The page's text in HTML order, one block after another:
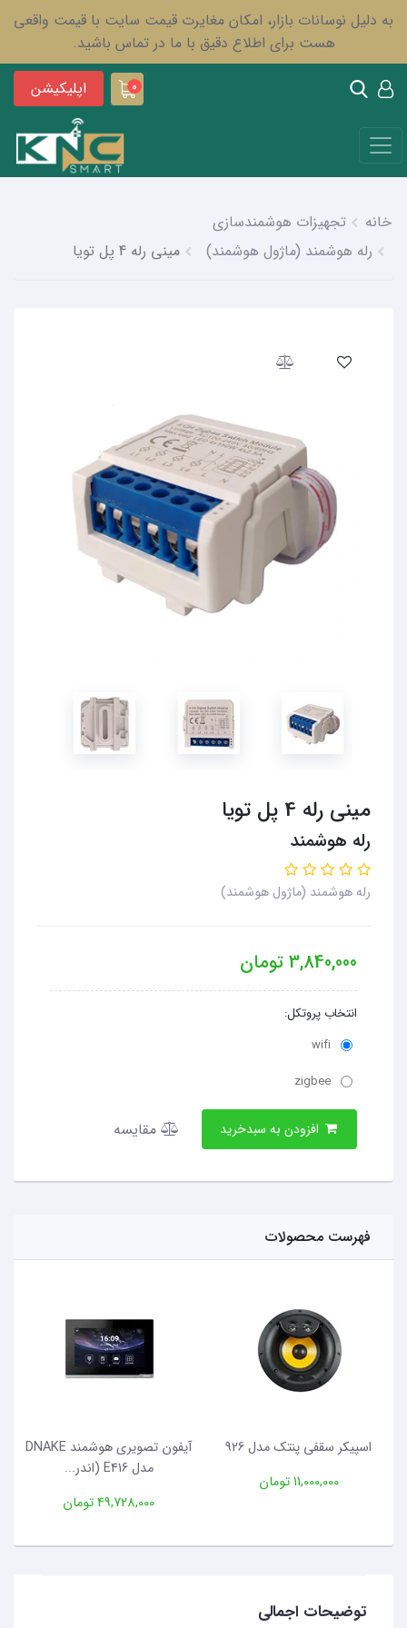
به دلیل نوسانات بازار، امکان مغایرت قیمت سایت با قیمت واقعی
هست برای اطلاع دقیق با ما در تماس باشید.
0 اپلیکیشن
خانه
تجهیزات هوشمندسازی
رله هوشمند (ماژول هوشمند)
مینی رله 4 پل تویا
مینی رله 4 پل تویا
رله هوشمند
رله هوشمند (ماژول هوشمند)
3,840,000تومان
انتخاب پروتکل:
wifi
zigbee
مقایسه
فهرست محصولات
اسپیکر سقفی پنتک مدل 926
11,000,000 تومان
آیفون تصویری هوشمند DNAKE
مدل E416 (اندر...
49,728,000 تومان
توضیحات اجمالی